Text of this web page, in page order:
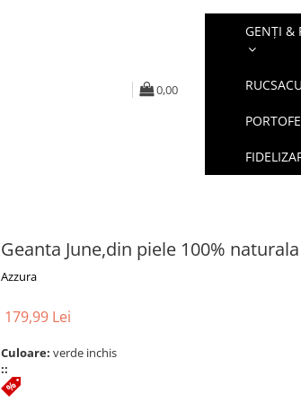
0,00
GENȚI &
Geanta June,din piele 100%
Azzura
179,99 Lei
Culoare: verde inchis
::